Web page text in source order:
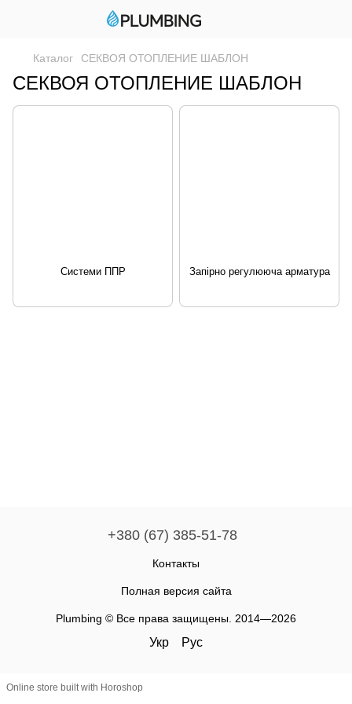
Каталог СЕКВОЯ ОТОПЛЕНИЕ ШАБЛОН
СЕКВОЯ ОТОПЛЕНИЕ ШАБЛОН
Системи ППР Запірно регулююча арматура
+380 (67) 385-51-78
Контакты
Полная версия сайта
Plumbing © Все права защищены. 2014—2026
Укр Рус
Online store built with Horoshop